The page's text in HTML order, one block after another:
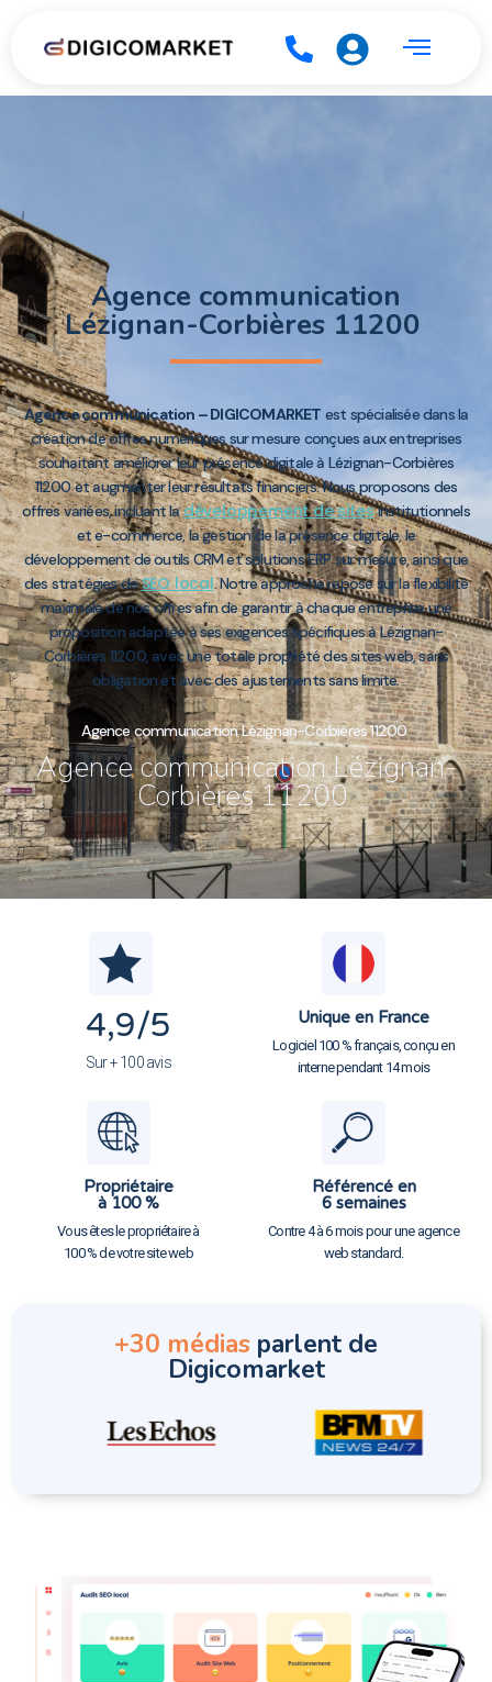
Agence communication
Lézignan-Corbières 11200
Agence communication – DIGICOMARKET est spécialisée dans la
création de offres numériques sur mesure conçues aux entreprises
souhaitant améliorer leur présence digitale à Lézignan-Corbières
11200 et augmenter leur résultats financiers. Nous proposons des
offres variées, incluant ladéveloppement de sitesinstitutionnels
et e-commerce, la gestion de la présence digitale, le
développement de outils CRM et solutions ERP sur mesure, ainsi que
des stratégies deSEO local. Notre approche repose sur la flexibilité
maximale de nos offres afin de garantir à chaque entreprise une
proposition adaptée à ses exigences spécifiques à Lézignan-
Corbières 11200, avec une totale propriété des sites web, sans
obligation et avec des ajustements sans limite.
Agence communication Lézignan-Corbières 11200
Agence communication Lézignan-
Corbières 11200
4,9/5
Sur + 100 avis
Unique en France
Logiciel 100 % français, conçu en
interne pendant 14 mois
Propriétaire
à 100 %
Vous êtes le propriétaire à
100 % de votre site web
Référencé en
6 semaines
Contre 4 à 6 mois pour une agence
web standard.
+30 médias parlent de
Digicomarket